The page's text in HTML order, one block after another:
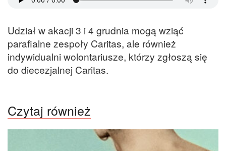
Udział w akacji 3 i 4 grudnia mogą wziąć
parafialne zespoły Caritas, ale również
indywidualni wolontariusze, którzy zgłoszą się
do diecezjalnej Caritas.
Czytaj również